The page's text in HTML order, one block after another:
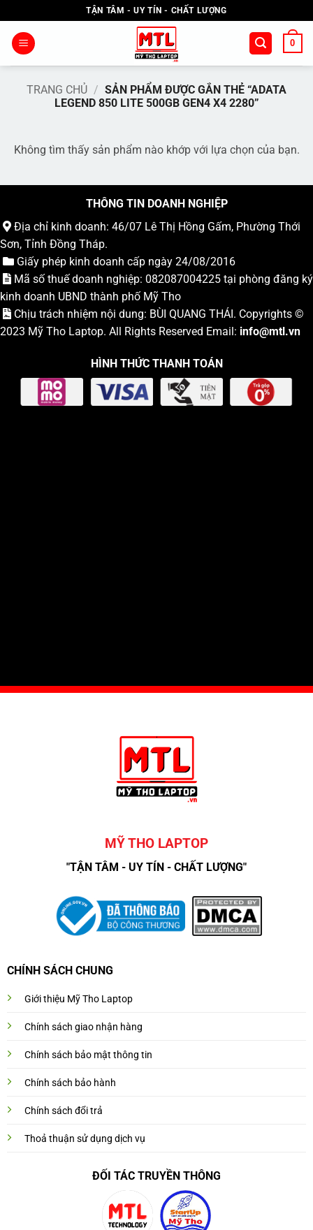
qua
nội
TẬN TÂM - UY TÍN - CHẤT LƯỢNG
0
TRANG CHỦ / SẢN PHẨM ĐƯỢC GẮN THẺ “ADATA
LEGEND 850 LITE 500GB GEN4 X4 2280”
Không tìm thấy sản phẩm nào khớp với lựa chọn của bạn.
THÔNG TIN DOANH NGHIỆP
Địa chỉ kinh doanh: 46/07 Lê Thị Hồng Gấm, Phường Thới
Sơn, Tỉnh Đồng Tháp.
Giấy phép kinh doanh cấp ngày 24/08/2016
Mã số thuế doanh nghiệp: 082087004225 tại phòng đăng ký
kinh doanh UBND thành phố Mỹ Tho
Chịu trách nhiệm nội dung: BÙI QUANG THÁI. Copyrights ©
2023 Mỹ Tho Laptop. All Rights Reserved Email: info@mtl.vn
HÌNH THỨC THANH TOÁN
MỸ THO LAPTOP
"TẬN TÂM - UY TÍN - CHẤT LƯỢNG"
CHÍNH SÁCH CHUNG
Giới thiệu Mỹ Tho Laptop
Chính sách giao nhận hàng
Chính sách bảo mật thông tin
Chính sách bảo hành
Chính sách đổi trả
Thoả thuận sử dụng dịch vụ
ĐỐI TÁC TRUYỀN THÔNG